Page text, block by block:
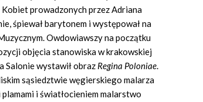
Kobietprowadzonych przezAdriana
śpiewał barytonem i występował na
Owdowiawszy na początku
objęcia stanowiska w krakowskiej
Salonie wystawił obraz Regina Poloniae.
sąsiedztwie węgierskiego malarza
i światłocieniem malarstwo